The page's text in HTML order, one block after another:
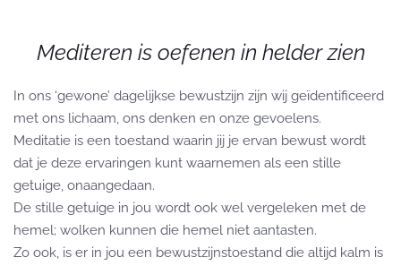
Mediteren is oefenen in helder zien
In ons ‘gewone’ dagelijkse bewustzijn zijn wij geïdentificeerd
met ons lichaam, ons denken en onze gevoelens.
Meditatie is een toestand waarin jij je ervan bewust wordt
dat je deze ervaringen kunt waarnemen als een stille
getuige, onaangedaan.
De stille getuige in jou wordt ook wel vergeleken met de
hemel; wolken kunnen die hemel niet aantasten.
Zo ook, is er in jou een bewustzijnstoestand die altijd kalm is